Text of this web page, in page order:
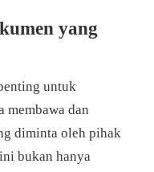
yang
untuk
membawa dan
diminta oleh pihak
bukan hanya